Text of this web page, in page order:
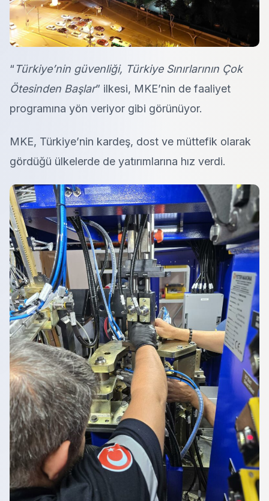
“ Türkiye’nin güvenliği, Türkiye Sınırlarının Çok
Ötesinden Başlar” ilkesi, MKE’nin de faaliyet
programına yön veriyor gibi görünüyor.
MKE, Türkiye’nin kardeş, dost ve müttefik olarak
gördüğü ülkelerde de yatırımlarına hız verdi.